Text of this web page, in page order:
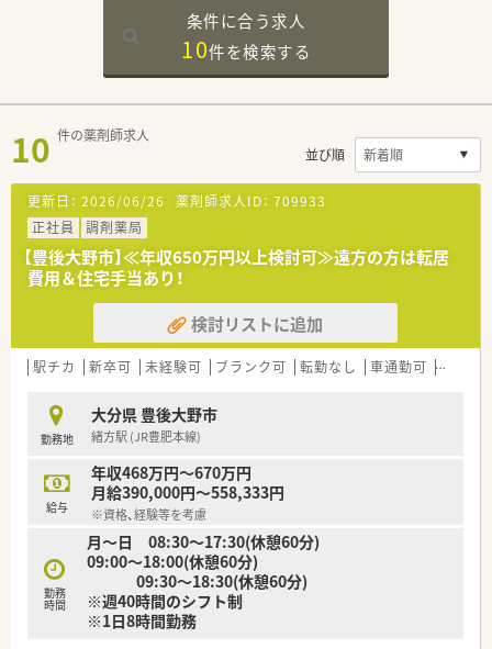
条件に合う求人
10件を検索する
10 件の薬剤師求人
並び順
更新日： 2026/06/26 薬剤師求人ID： 709933
正社員
調剤薬局
【豊後大野市】≪年収650万円以上検討可≫遠方の方は転居
費用＆住宅手当あり！
検討リストに追加
駅チカ 新卒可 未経験可 ブランク可 転勤なし 車通勤可 高給与
勤務地
大分県 豊後大野市
緒方駅 (JR豊肥本線)
給与
年収468万円～670万円
月給390,000円～558,333円
※資格、経験等を考慮
勤務
時間
月～日 08:30～17:30(休憩60分)
09:00～18:00(休憩60分)
09:30～18:30(休憩60分)
※週40時間のシフト制
※1日8時間勤務